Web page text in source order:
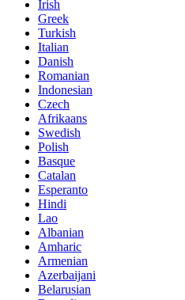
Irish
Greek
Turkish
Italian
Danish
Romanian
Indonesian
Czech
Afrikaans
Swedish
Polish
Basque
Catalan
Esperanto
Hindi
Lao
Albanian
Amharic
Armenian
Azerbaijani
Belarusian